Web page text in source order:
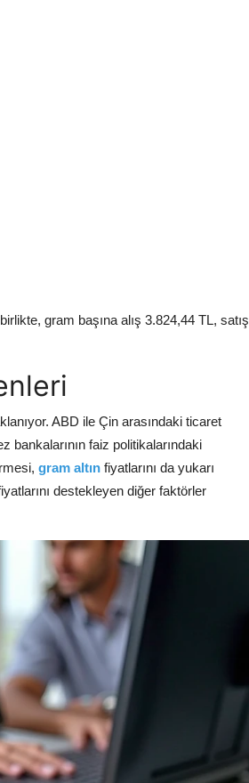
gram başına alış 3.824,44 TL, satış
ABD ile Çin arasındaki ticaret
faiz politikalarındaki
gram altın fiyatlarını da yukarı
destekleyen diğer faktörler